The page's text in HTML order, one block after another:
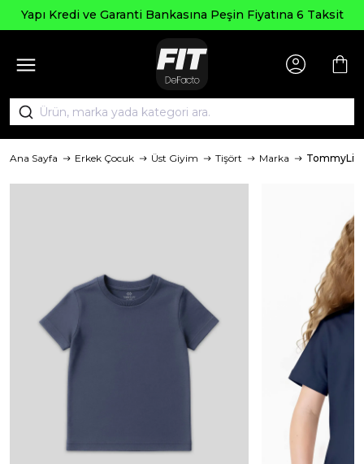
Yapı Kredi ve Garanti Bankasına Peşin Fiyatına 6 Taksit
Ana Sayfa Erkek Çocuk Üst Giyim Tişört Marka TommyLife